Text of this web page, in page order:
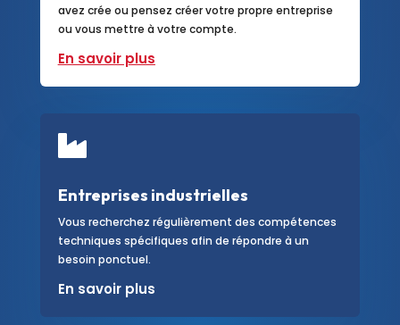
avez crée ou pensez créer votre propre entreprise
ou vous mettre à votre compte.
En savoir plus

Entreprises industrielles
Vous recherchez régulièrement des compétences
techniques spécifiques afin de répondre à un
besoin ponctuel.
En savoir plus